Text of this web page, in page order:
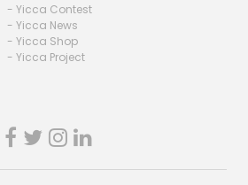
- Yicca Contest
- Yicca News
- Yicca Shop
- Yicca Project